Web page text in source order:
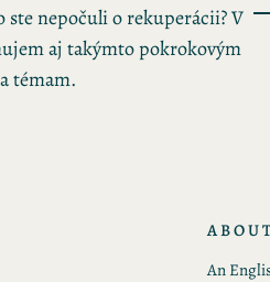
ste nepočuli o rekuperácii? V
aj takýmto pokrokovým
témam.
An